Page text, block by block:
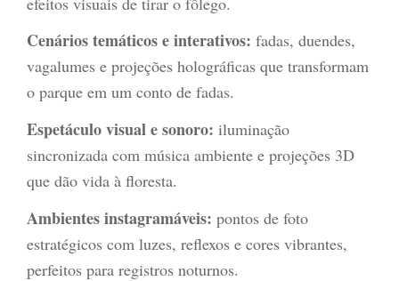
Cenários temáticos e interativos: fadas, duendes,
vagalumes e projeções holográficas que transformam
o parque em um conto de fadas.
Espetáculo visual e sonoro: iluminação
sincronizada com música ambiente e projeções 3D
que dão vida à floresta.
Ambientes instagramáveis: pontos de foto
estratégicos com luzes, reflexos e cores vibrantes,
perfeitos para registros noturnos.